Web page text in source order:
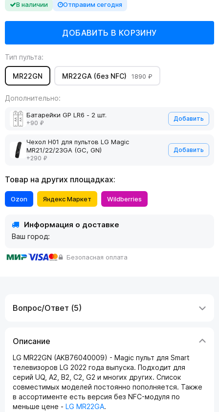
В наличии Отправим сегодня
Тип пульта:
MR22GN MR22GA (без NFC) 1890 ₽
Дополнительно:
Батарейки GP LR6 - 2 шт.
+90 ₽
Добавить
Чехол H01 для пультов LG Magic
MR21/22/23GA (GC, GN)
+290 ₽
Добавить
Товар на других площадках:
Ozon Яндекс Маркет Wildberries
Информация о доставке
Ваш город:
Безопасная оплата
Вопрос/Ответ (5)
Описание
LG MR22GN (AKB76040009) - Magic пульт для Smart
телевизоров LG 2022 года выпуска. Подходит для
серий UQ, A2, B2, C2, G2 и многих других. Список
совместимых моделей постоянно пополняется. Также
в ассортименте есть версия без NFC-модуля по
меньше цене - LG MR22GA.